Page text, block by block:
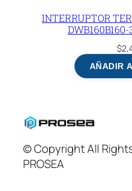
INTERRUPTOR
$
AÑADIR
© Copyright All
PROSEA